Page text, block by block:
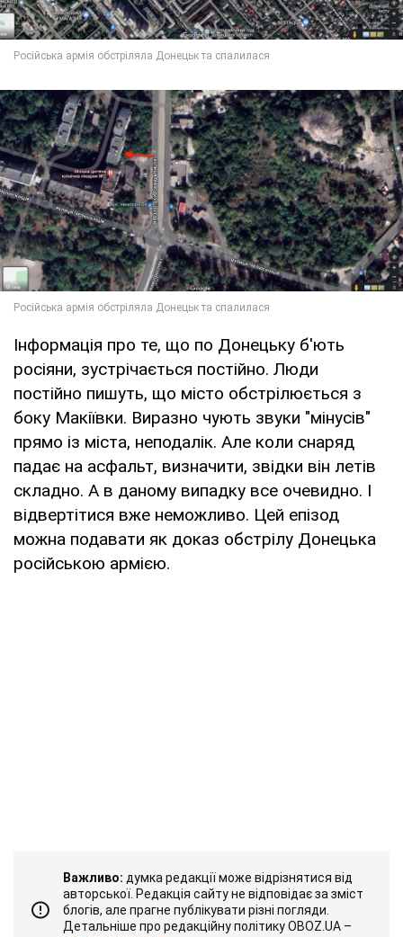
Інформація про те, що по Донецьку б'ють
росіяни, зустрічається постійно. Люди
постійно пишуть, що місто обстрілюється з
боку Макіївки. Виразно чують звуки "мінусів"
прямо із міста, неподалік. Але коли снаряд
падає на асфальт, визначити, звідки він летів
складно. А в даному випадку все очевидно. І
відвертітися вже неможливо. Цей епізод
можна подавати як доказ обстрілу Донецька
російською армією.
Важливо: думка редакції може відрізнятися від
авторської. Редакція сайту не відповідає за зміст
блогів, але прагне публікувати різні погляди.
Детальніше про редакційну політику OBOZ.UA –